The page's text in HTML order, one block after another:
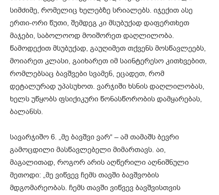
სიმძიმე, რომელიც ხელებზე სრიალებს. იჯექით ასე
ერთი-ორი წუთი, შემდეგ კი მსუბუქად დაფერთხეთ
მაჯები, საბოლოოდ მოიშორეთ დაღლილობა.
წამოდექით მსუბუქად, გაუღიმეთ თქვენს მოსწავლეებს,
მოიარეთ კლასი, გაიხარეთ იმ საინტერესო კითხვებით,
რომლებსაც ბავშვები სვამენ, ეცადეთ, რომ
დეტალურად უპასუხოთ. ვარჯიში ხსნის დაღლილობას,
ხელს უწყობს ფსიქიკური წონასწორობის დამყარებას,
ბალანსს.
სავარჯიშო 6. „მე ბავშვი ვარ“ – ამ თამაშს ბევრი
გამოცდილი მასწავლებელი მიმართავს. აი,
მაგალითად, როგორ არის აღწერილი აღნიშნული
მეთოდი: „მე ვიწვევ ჩემს თავში ბავშვობის
მდგომარეობას. ჩემს თავში ვიწვევ ბავშვისთვის